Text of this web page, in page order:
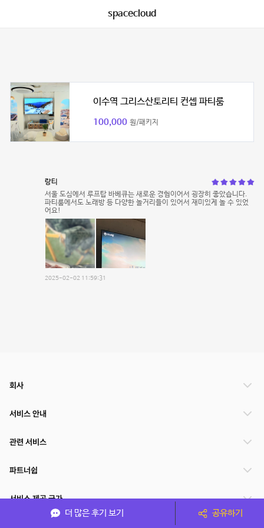
spacecloud
이수역 그리스산토리티 컨셉 파티룸
100,000 원/패키지
랑티
서울 도심에서 루프탑 바베큐는 새로운 경험이어서 굉장히 좋았습니다.
파티룸에서도 노래방 등 다양한 놀거리들이 있어서 재미있게 놀 수 있었
어요!
2025-02-02 11:59:31
더 많은 후기 보기 공유하기
회사
서비스 안내
관련 서비스
파트너쉽
서비스 제공 국가